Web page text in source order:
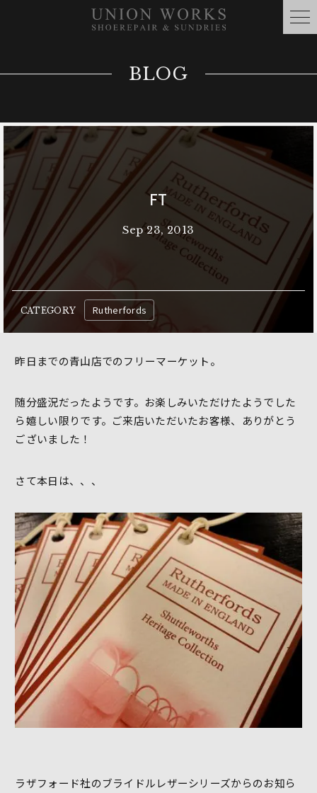
BLOG
FT
Sep 23, 2013
CATEGORY Rutherfords
昨日までの青山店でのフリーマーケット。
随分盛況だったようです。お楽しみいただけたようでした
ら嬉しい限りです。ご来店いただいたお客様、ありがとう
ございました！
さて本日は、、、
ラザフォード社のブライドルレザーシリーズからのお知ら